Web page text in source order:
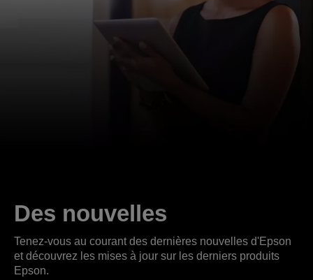
Des nouvelles
Tenez-vous au courant des dernières nouvelles d'Epson
et découvrez les mises à jour sur les derniers produits
Epson.